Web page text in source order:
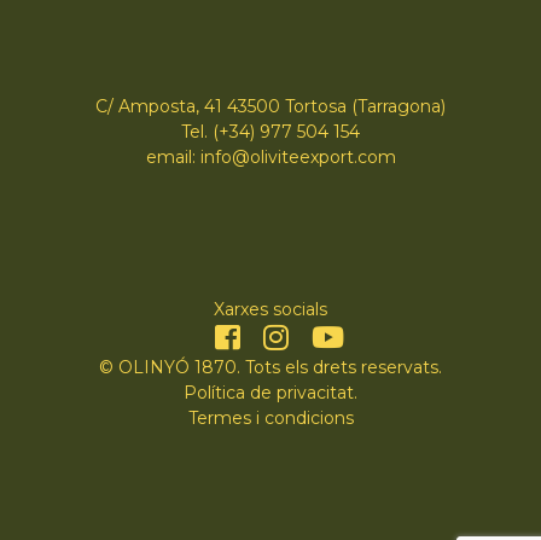
C/ Amposta, 41 43500 Tortosa (Tarragona)
Tel. (+34) 977 504 154
email: info@oliviteexport.com
Xarxes socials
© OLINYÓ 1870. Tots els drets reservats.
Política de privacitat.
Termes i condicions